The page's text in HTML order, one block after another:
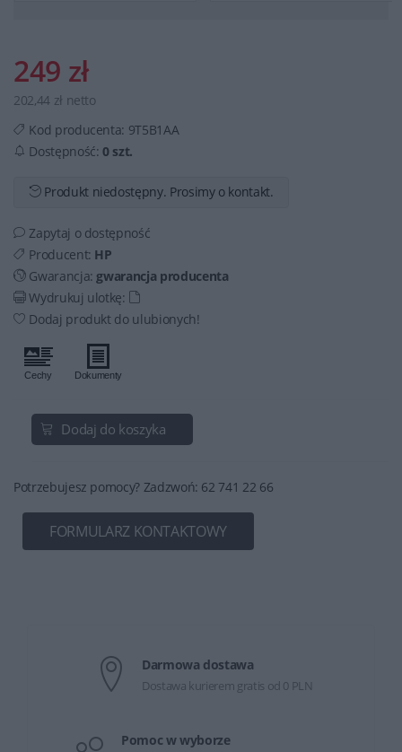
249 zł
202,44 zł netto
Kod producenta: 9T5B1AA
Dostępność:0 szt.
Produkt niedostępny. Prosimy o kontakt.
Zapytaj o dostępność
Producent: HP
Gwarancja: gwarancja producenta
Wydrukuj ulotkę:
Dodaj produkt do ulubionych!
Dodaj do koszyka
Potrzebujesz pomocy? Zadzwoń: 62 741 22 66
FORMULARZ KONTAKTOWY
Darmowa dostawa
Dostawa kurierem gratis od 0 PLN
Pomoc w wyborze